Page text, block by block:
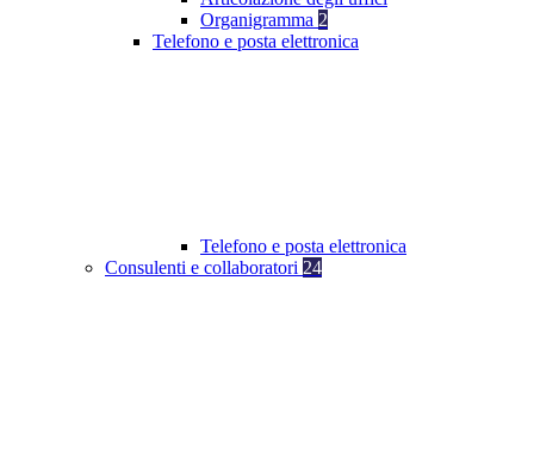
Organigramma 2
Telefono e posta elettronica
Telefono e posta elettronica
Consulenti e collaboratori 24